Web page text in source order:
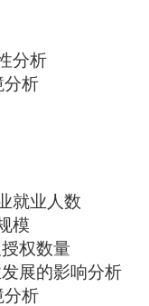
分析
分析
就业人数
模
权数量
展的影响分析
分析